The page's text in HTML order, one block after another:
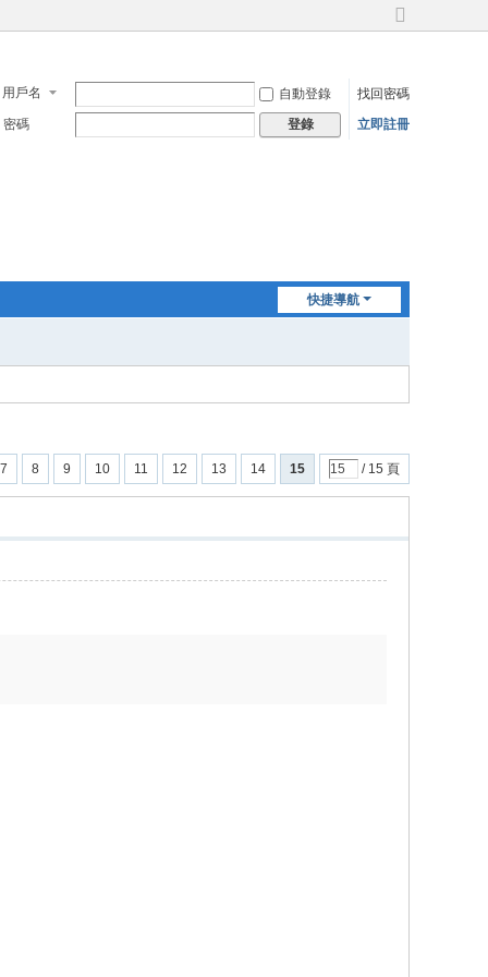
切
寬
版
用戶名 自動登錄
找回密碼
密碼
登錄 立即註冊
快捷導航
7 8 9 10 11 12 13 14 15 / 15 頁